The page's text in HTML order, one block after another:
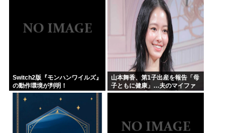
Switch2版『モンハンワイルズ』
の動作環境が判明！
山本舞香、第1子出産を報告「母
子ともに健康」…夫のマイファ
ス・Hiroは「いいね」 森進一&